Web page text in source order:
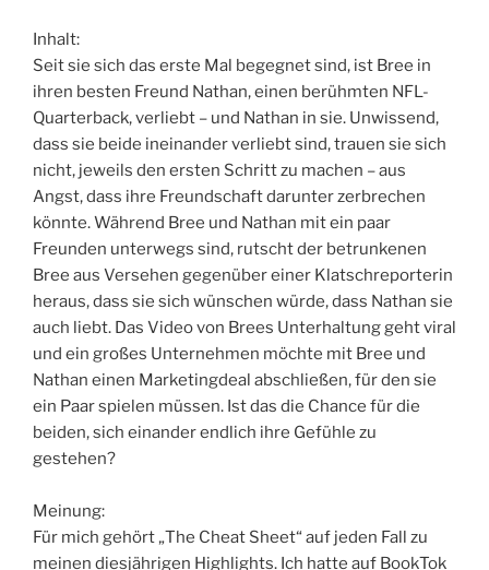
Inhalt:
Seit sie sich das erste Mal begegnet sind, ist Bree in
ihren besten Freund Nathan, einen berühmten NFL-
Quarterback, verliebt – und Nathan in sie. Unwissend,
dass sie beide ineinander verliebt sind, trauen sie sich
nicht, jeweils den ersten Schritt zu machen – aus
Angst, dass ihre Freundschaft darunter zerbrechen
könnte. Während Bree und Nathan mit ein paar
Freunden unterwegs sind, rutscht der betrunkenen
Bree aus Versehen gegenüber einer Klatschreporterin
heraus, dass sie sich wünschen würde, dass Nathan sie
auch liebt. Das Video von Brees Unterhaltung geht viral
und ein großes Unternehmen möchte mit Bree und
Nathan einen Marketingdeal abschließen, für den sie
ein Paar spielen müssen. Ist das die Chance für die
beiden, sich einander endlich ihre Gefühle zu
gestehen?
Meinung:
Für mich gehört „The Cheat Sheet“ auf jeden Fall zu
meinen diesjährigen Highlights. Ich hatte auf BookTok